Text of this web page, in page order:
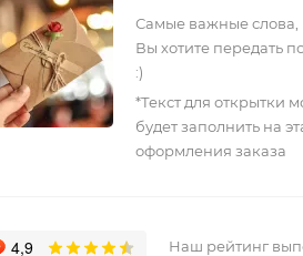
Самые важные слова,
Вы хотите передать
:)
*Текст для открытки
будет заполнить на
оформления заказа
Наш рейтинг